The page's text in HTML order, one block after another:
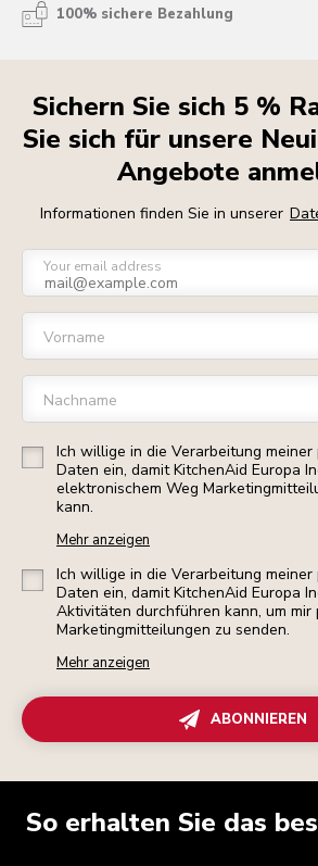
100% sichere Bezahlung
Sichern Sie sich 5 %
Sie sich für unsere
Angebote
Informationen finden Sie in unserer
Your email address
Vorname
Nachname
Ich willige in die Verarbeitung
Daten ein, damit KitchenAid Europa
elektronischem Weg
kann.
Mehr anzeigen
Ich willige in die Verarbeitung
Daten ein, damit KitchenAid Europa
Aktivitäten durchführen kann, um mir
Marketingmitteilungen zu senden.
Mehr anzeigen
ABONNIEREN
So erhalten Sie das